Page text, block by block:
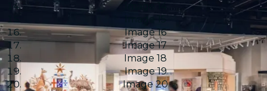
Image 14
Image 15
Image 16
Image 17
Image 18
Image 19
Image 20